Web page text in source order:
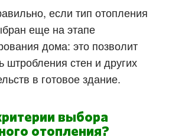
если тип отопления
еще на этапе
дома: это позволит
штробления стен и других
в готовое здание.
выбора
отопления?